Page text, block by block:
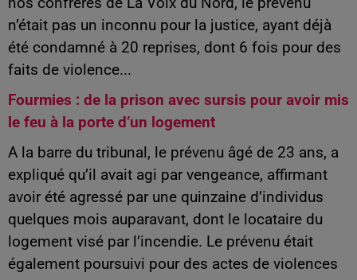
n’était pas un inconnu pour la justice, ayant déjà
été condamné à 20 reprises, dont 6 fois pour des
faits de violence...
Fourmies : de la prison avec sursis pour avoir mis
le feu à la porte d’un logement
A la barre du tribunal, le prévenu âgé de 23 ans, a
expliqué qu’il avait agi par vengeance, affirmant
avoir été agressé par une quinzaine d’individus
quelques mois auparavant, dont le locataire du
logement visé par l’incendie. Le prévenu était
également poursuivi pour des actes de violences